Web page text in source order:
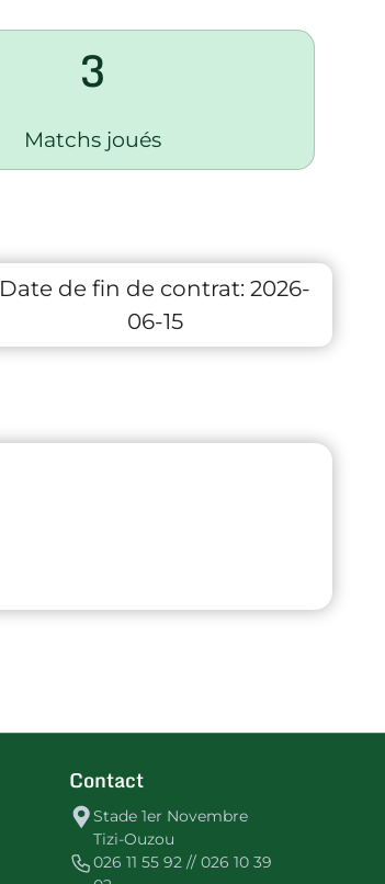
3
Matchs joués
Date de fin de contrat: 2026-
06-15
Contact
Stade 1er Novembre
Tizi-Ouzou
026 11 55 92 // 026 10 39